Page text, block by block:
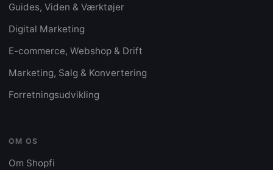
Guides, Viden & Værktøjer
Digital Marketing
E-commerce, Webshop & Drift
Marketing, Salg & Konvertering
Forretningsudvikling
OM OS
Om Shopfi